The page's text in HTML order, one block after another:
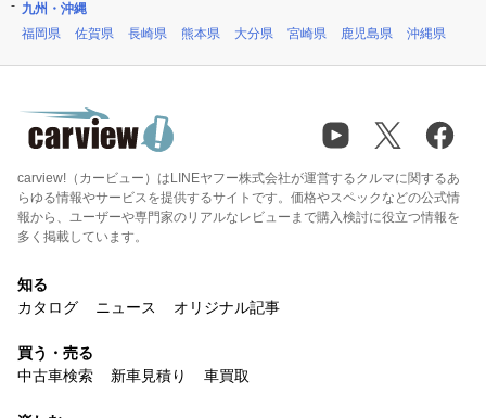
九州・沖縄
福岡県
佐賀県 長崎県 熊本県 大分県 宮崎県 鹿児島県 沖縄県
carview!（カービュー）はLINEヤフー株式会社が運営するクルマに関するあ
らゆる情報やサービスを提供するサイトです。価格やスペックなどの公式情
報から、ユーザーや専門家のリアルなレビューまで購入検討に役立つ情報を
多く掲載しています。
知る
カタログ
ニュース オリジナル記事
買う・売る
中古車検索
新車見積り 車買取